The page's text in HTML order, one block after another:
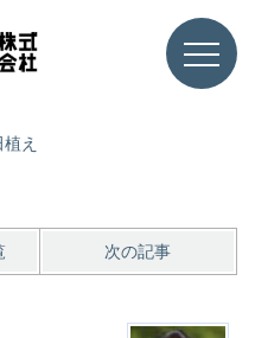
植え
次の記事